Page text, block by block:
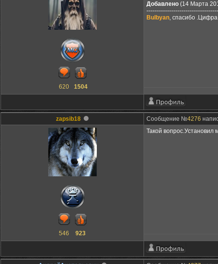
620 1504
Добавлено (14 Марта
Bulbyan, спасибо
zapsib18 Сообщение №4276
546 923
Такой вопрос.Установил